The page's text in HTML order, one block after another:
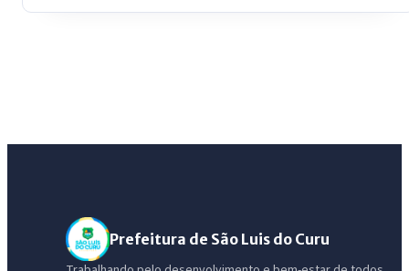
Prefeitura de São Luis do Curu